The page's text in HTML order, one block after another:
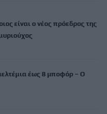
είναι ο νέος πρόεδρος της
έως 8 μποφόρ – Ο